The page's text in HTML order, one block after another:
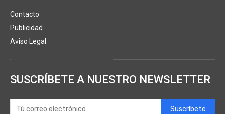
Contacto
Publicidad
Aviso Legal
SUSCRÍBETE A NUESTRO NEWSLETTER
Suscríbete